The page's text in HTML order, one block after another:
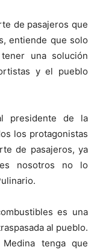
de pasajeros que
entiende que solo
una solución
y el pueblo
presidente de la
los protagonistas
de pasajeros, ya
nosotros no lo
es una
al pueblo.
tenga que